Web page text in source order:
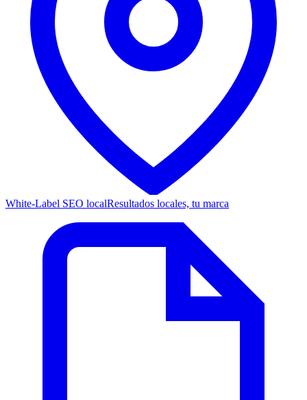
White-Label SEO localResultados locales, tu marca